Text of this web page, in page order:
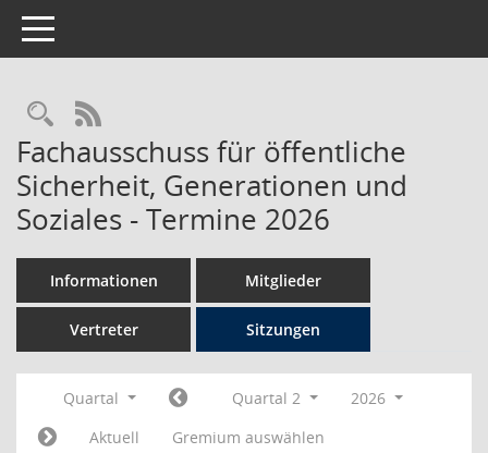
Toggle navigation
Rechercheauswahl
RSS-Feed
Fachausschuss für öffentliche
Sicherheit, Generationen und
Soziales - Termine 2026
Informationen Mitglieder
Vertreter Sitzungen
Quartal Quartal 2
2026
Aktuell
Gremium auswählen